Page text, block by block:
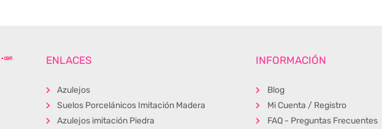
ENLACES
Azulejos
Suelos Porcelánicos Imitación Madera
Azulejos imitación Piedra
INFORMACIÓN
Blog
Mi Cuenta / Registro
FAQ - Preguntas Frecuentes